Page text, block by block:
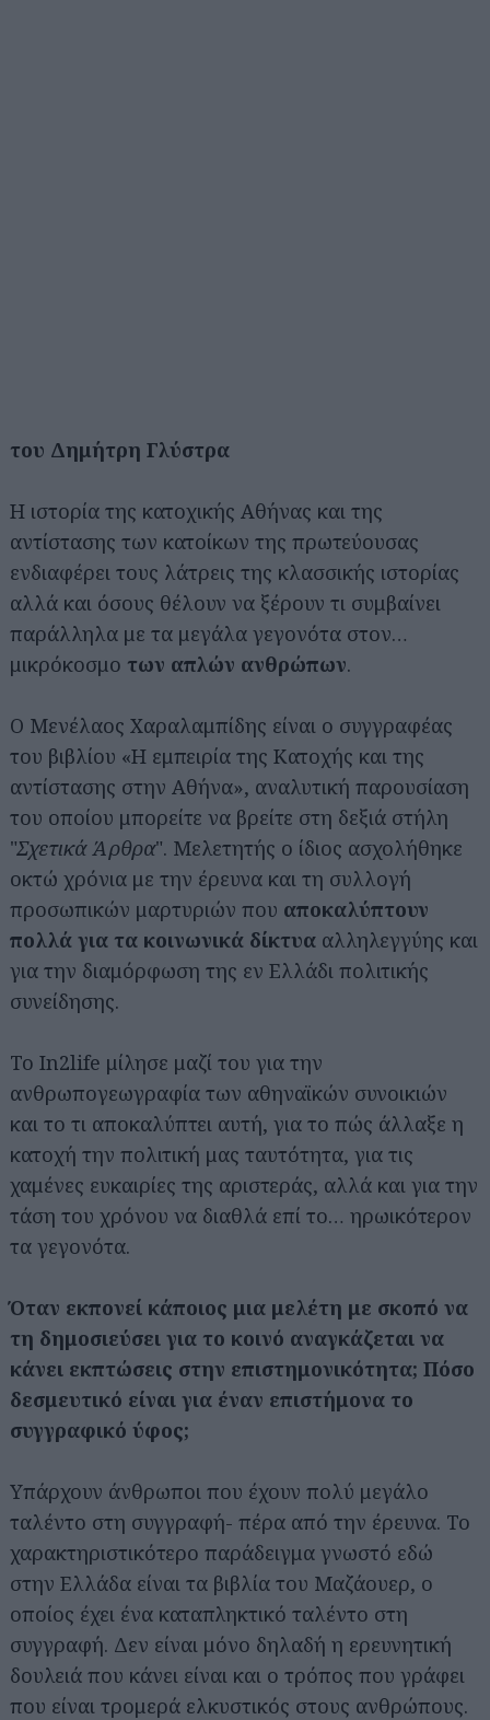
του Δημήτρη Γλύστρα
Η ιστορία της κατοχικής Αθήνας και της
αντίστασης των κατοίκων της πρωτεύουσας
ενδιαφέρει τους λάτρεις της κλασσικής ιστορίας
αλλά και όσους θέλουν να ξέρουν τι συμβαίνει
παράλληλα με τα μεγάλα γεγονότα στον…
μικρόκοσμο των απλών ανθρώπων.
Ο Μενέλαος Χαραλαμπίδης είναι ο συγγραφέας
του βιβλίου «Η εμπειρία της Κατοχής και της
αντίστασης στην Αθήνα», αναλυτική παρουσίαση
του οποίου μπορείτε να βρείτε στη δεξιά στήλη
"Σχετικά Άρθρα". Μελετητής ο ίδιος ασχολήθηκε
οκτώ χρόνια με την έρευνα και τη συλλογή
προσωπικών μαρτυριών που αποκαλύπτουν
πολλά για τα κοινωνικά δίκτυα αλληλεγγύης και
για την διαμόρφωση της εν Ελλάδι πολιτικής
συνείδησης.
Το In2life μίλησε μαζί του για την
ανθρωπογεωγραφία των αθηναϊκών συνοικιών
και το τι αποκαλύπτει αυτή, για το πώς άλλαξε η
κατοχή την πολιτική μας ταυτότητα, για τις
χαμένες ευκαιρίες της αριστεράς, αλλά και για την
τάση του χρόνου να διαθλά επί το… ηρωικότερον
τα γεγονότα.
Όταν εκπονεί κάποιος μια μελέτη με σκοπό να
τη δημοσιεύσει για το κοινό αναγκάζεται να
κάνει εκπτώσεις στην επιστημονικότητα; Πόσο
δεσμευτικό είναι για έναν επιστήμονα το
συγγραφικό ύφος;
Υπάρχουν άνθρωποι που έχουν πολύ μεγάλο
ταλέντο στη συγγραφή- πέρα από την έρευνα. Το
χαρακτηριστικότερο παράδειγμα γνωστό εδώ
στην Ελλάδα είναι τα βιβλία του Μαζάουερ, ο
οποίος έχει ένα καταπληκτικό ταλέντο στη
συγγραφή. Δεν είναι μόνο δηλαδή η ερευνητική
δουλειά που κάνει είναι και ο τρόπος που γράφει
που είναι τρομερά ελκυστικός στους ανθρώπους.